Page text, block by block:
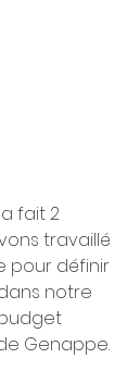
fait 2
travaillé
pour définir
notre
Genappe.